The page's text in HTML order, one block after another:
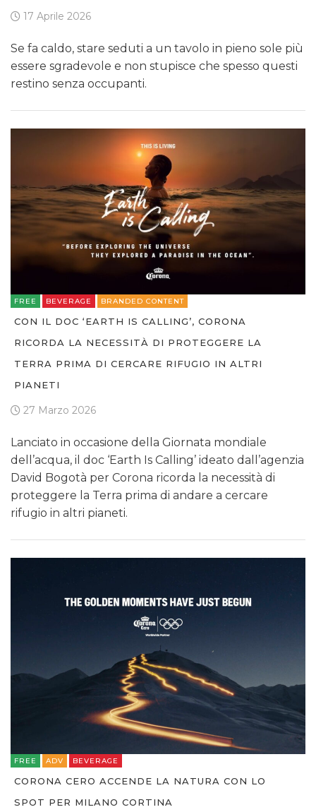
17 Aprile 2026
Se fa caldo, stare seduti a un tavolo in pieno sole più
essere sgradevole e non stupisce che spesso questi
restino senza occupanti.
FREE BEVERAGE BRANDED CONTENT
CON IL DOC ‘EARTH IS CALLING’, CORONA
RICORDA LA NECESSITÀ DI PROTEGGERE LA
TERRA PRIMA DI CERCARE RIFUGIO IN ALTRI
PIANETI
27 Marzo 2026
Lanciato in occasione della Giornata mondiale
dell’acqua, il doc ‘Earth Is Calling’ ideato dall’agenzia
David Bogotà per Corona ricorda la necessità di
proteggere la Terra prima di andare a cercare
rifugio in altri pianeti.
FREE ADV BEVERAGE
CORONA CERO ACCENDE LA NATURA CON LO
SPOT PER MILANO CORTINA